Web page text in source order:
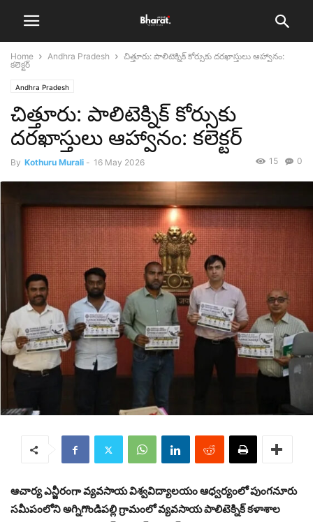
Home Andhra Pradesh
చిత్తూరు: పాలిటెక్నిక్ కోర్సుకు దరఖాస్తులు ఆహ్వానం:
కలెక్టర్
Andhra Pradesh
చిత్తూరు: పాలిటెక్నిక్ కోర్సుకు
దరఖాస్తులు ఆహ్వానం: కలెక్టర్
By Kothuru Murali - 16 May 2026 0
15
ఆచార్య ఎన్జీరంగా వ్యవసాయ విశ్వవిద్యాలయం ఆధ్వర్యంలో పుంగనూరు
సమీపంలోని అగ్నిగొండిపల్లి గ్రామంలో వ్యవసాయ పాలిటెక్నిక్ కళాశాల